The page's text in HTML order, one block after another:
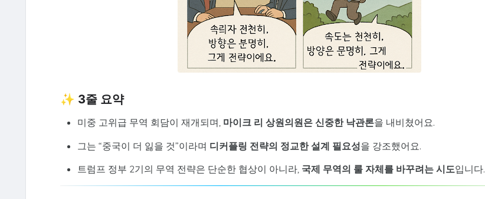
✨ 3줄 요약
미중 고위급 무역 회담이 재개되며, 마이크 리 상원의원은 신중한 낙관론을 내비쳤어요.
그는 “중국이 더 잃을 것”이라며 디커플링 전략의 정교한 설계 필요성을 강조했어요.
트럼프 정부 2기의 무역 전략은 단순한 협상이 아니라, 국제 무역의 룰 자체를 바꾸려는 시도입니다.